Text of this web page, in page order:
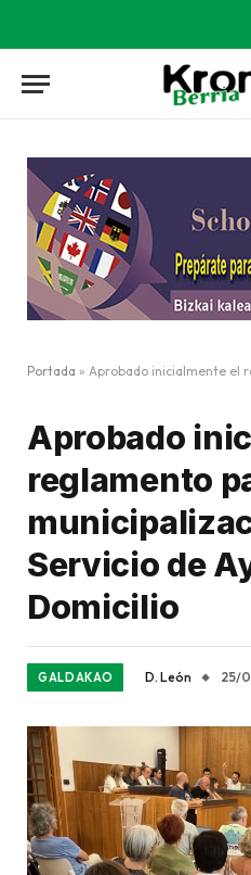
Portada » Aprobado inicialmente el reglamento
Aprobado
reglamento
Servicio de
Domicilio
GALDAKAO D. León 25/